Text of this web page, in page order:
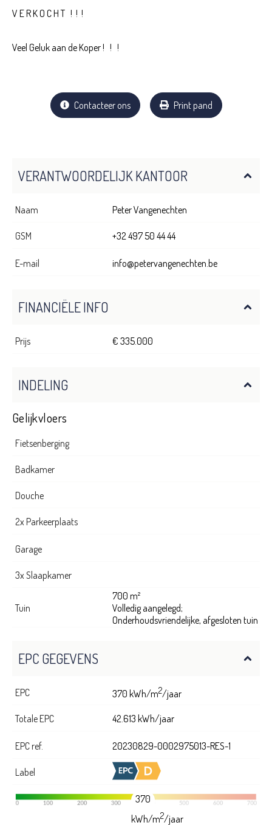
V E R K O C H T ! ! !
Veel Geluk aan de Koper ! ! !
Contacteer ons Print pand
VERANTWOORDELIJK KANTOOR
Naam Peter Vangenechten
GSM +32 497 50 44 44
E-mail info@petervangenechten.be
FINANCIËLE INFO
Prijs € 335.000
INDELING
Gelijkvloers
Fietsenberging
Badkamer
Douche
2x Parkeerplaats
Garage
3x Slaapkamer
Tuin
700 m²
Volledig aangelegd;
Onderhoudsvriendelijke, afgesloten tuin
EPC GEGEVENS
EPC 370 kWh/m2/jaar
Totale EPC 42.613 kWh/jaar
EPC ref. 20230829-0002975013-RES-1
Label
370
kWh/m2/jaar